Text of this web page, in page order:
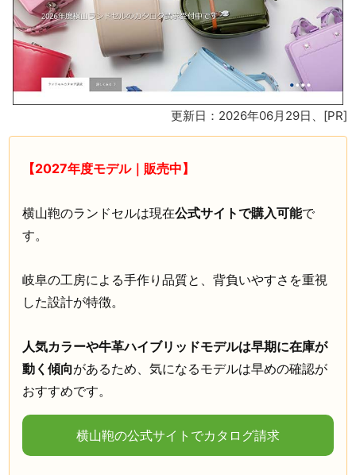
更新日：2026年06月29日 、[PR]
【2027年度モデル｜販売中】
横山鞄のランドセルは現在公式サイトで購入可能で
す。
岐阜の工房による手作り品質と、背負いやすさを重視
した設計が特徴。
人気カラーや牛革ハイブリッドモデルは早期に在庫が
動く傾向があるため、気になるモデルは早めの確認が
おすすめです。
横山鞄の公式サイトでカタログ請求